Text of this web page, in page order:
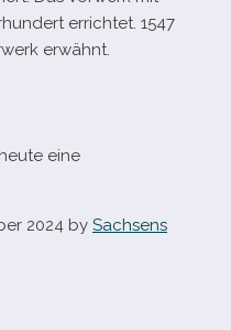
errich­tet. 1547
erwähnt.
eine
2024 by Sachsens